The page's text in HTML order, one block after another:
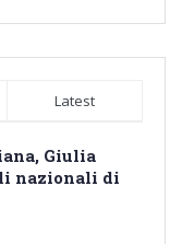
Latest
Giulia
nazionali di